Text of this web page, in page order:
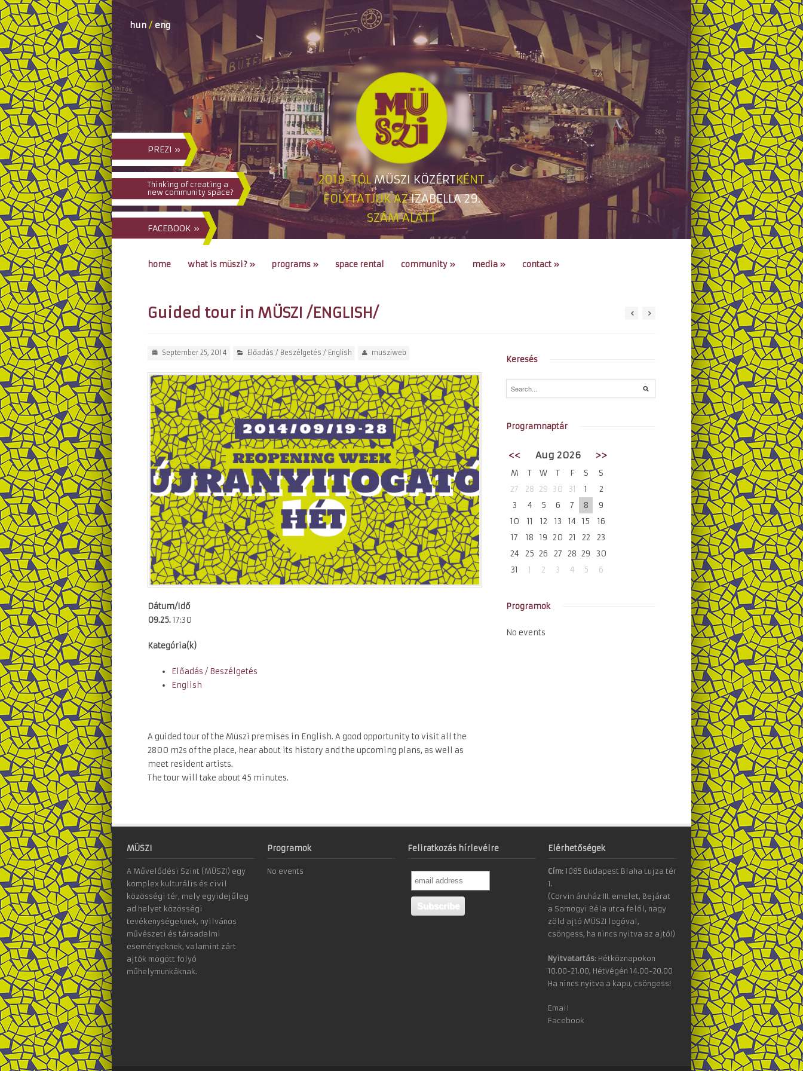
2018-TÓLMÜSZI KÖZÉRTKÉNT
FOLYTATJUK AZIZABELLA 29.
SZÁM ALATT
hun / eng
PREZI »
Thinking of creating a
new community space?
FACEBOOK »
home what is müszi? » programs » space rental community » media » contact »
Guided tour in MÜSZI /ENGLISH/
September 25, 2014 Előadás / Beszélgetés / English musziweb
Dátum/Idő
09.25.17:30
Kategória(k)
Előadás / Beszélgetés
English
A guided tour of the Müszi premises in English. A good opportunity to visit all the
2800 m2s of the place, hear about its history and the upcoming plans, as well as
meet resident artists.
The tour will take about 45 minutes.
Keresés
Programnaptár
<< Aug 2026 >>
M T W T F S
S
27
28 29 30 31 1
2
3
4 5 6 7 8
9
10
11 12 13 14 15
16
17
18 19 20 21 22
23
24
25 26 27 28 29
30
31
1 2 3 4 5 6
Programok
No events
MÜSZI
A Művelődési Szint (MÜSZI) egy
komplex kulturális és civil
közösségi tér, mely egyidejűleg
ad helyet közösségi
tevékenységeknek, nyilvános
művészeti és társadalmi
eseményeknek, valamint zárt
ajtók mögött folyó
műhelymunkáknak.
Programok
No events
Feliratkozás hírlevélre Elérhetőségek
Cím: 1085 Budapest Blaha Lujza tér
1.
(Corvin áruház III. emelet, Bejárat
a Somogyi Béla utca felől, nagy
zöld ajtó MÜSZI logóval,
csöngess, ha nincs nyitva az ajtó!)
Nyitvatartás: Hétköznapokon
10.00-21.00, Hétvégén 14.00-20.00
Ha nincs nyitva a kapu, csöngess!
Email
Facebook